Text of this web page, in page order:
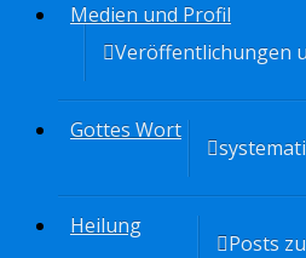
Medien und Profil
Veröffentlichungen
Gottes Wort
Heilung
Posts